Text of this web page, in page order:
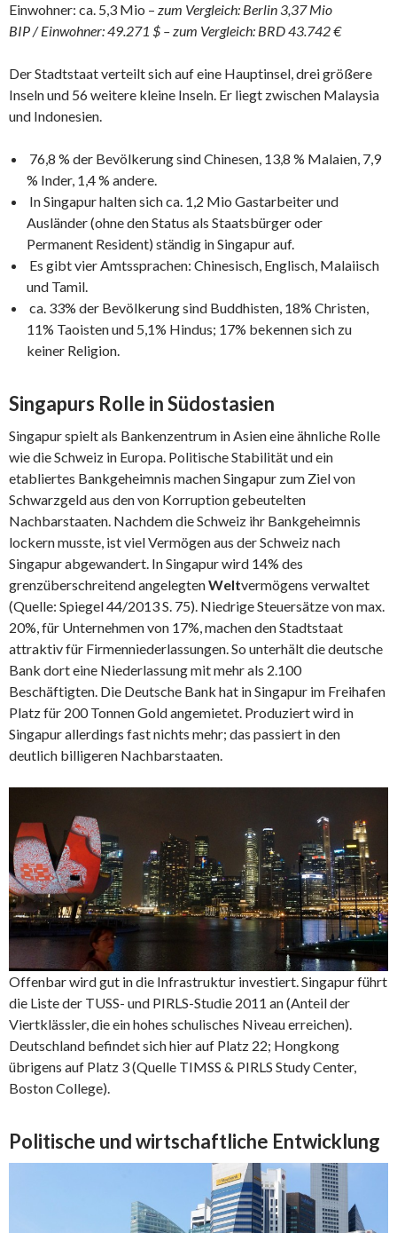
Einwohner: ca. 5,3 Mio – zum Vergleich: Berlin 3,37 Mio
BIP / Einwohner: 49.271 $ – zum Vergleich: BRD 43.742 €
Der Stadtstaat verteilt sich auf eine Hauptinsel, drei größere
Inseln und 56 weitere kleine Inseln. Er liegt zwischen Malaysia
und Indonesien.
76,8 % der Bevölkerung sind Chinesen, 13,8 % Malaien, 7,9
% Inder, 1,4 % andere.
In Singapur halten sich ca. 1,2 Mio Gastarbeiter und
Ausländer (ohne den Status als Staatsbürger oder
Permanent Resident) ständig in Singapur auf.
Es gibt vier Amtssprachen: Chinesisch, Englisch, Malaiisch
und Tamil.
ca. 33% der Bevölkerung sind Buddhisten, 18% Christen,
11% Taoisten und 5,1% Hindus; 17% bekennen sich zu
keiner Religion.
Singapurs Rolle in Südostasien
Singapur spielt als Bankenzentrum in Asien eine ähnliche Rolle
wie die Schweiz in Europa. Politische Stabilität und ein
etabliertes Bankgeheimnis machen Singapur zum Ziel von
Schwarzgeld aus den von Korruption gebeutelten
Nachbarstaaten. Nachdem die Schweiz ihr Bankgeheimnis
lockern musste, ist viel Vermögen aus der Schweiz nach
Singapur abgewandert. In Singapur wird 14% des
grenzüberschreitend angelegtenWeltvermögens verwaltet
(Quelle: Spiegel 44/2013 S. 75). Niedrige Steuersätze von max.
20%, für Unternehmen von 17%, machen den Stadtstaat
attraktiv für Firmenniederlassungen. So unterhält die deutsche
Bank dort eine Niederlassung mit mehr als 2.100
Beschäftigten. Die Deutsche Bank hat in Singapur im Freihafen
Platz für 200 Tonnen Gold angemietet. Produziert wird in
Singapur allerdings fast nichts mehr; das passiert in den
deutlich billigeren Nachbarstaaten.
Offenbar wird gut in die Infrastruktur investiert. Singapur führt
die Liste der TUSS- und PIRLS-Studie 2011 an (Anteil der
Viertklässler, die ein hohes schulisches Niveau erreichen).
Deutschland befindet sich hier auf Platz 22; Hongkong
übrigens auf Platz 3 (Quelle TIMSS & PIRLS Study Center,
Boston College).
Politische und wirtschaftliche Entwicklung